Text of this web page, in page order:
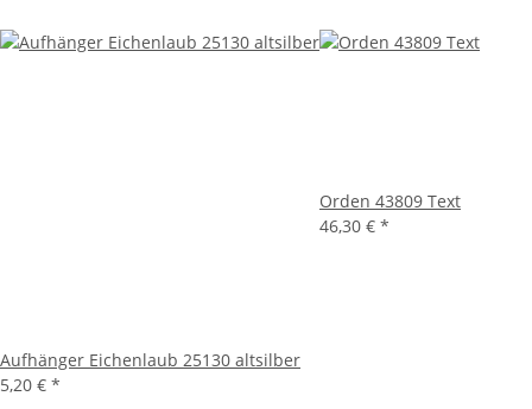
Aufhänger Eichenlaub 25130 altsilber
5,20 € *
Orden 43809 Text
46,30 € *